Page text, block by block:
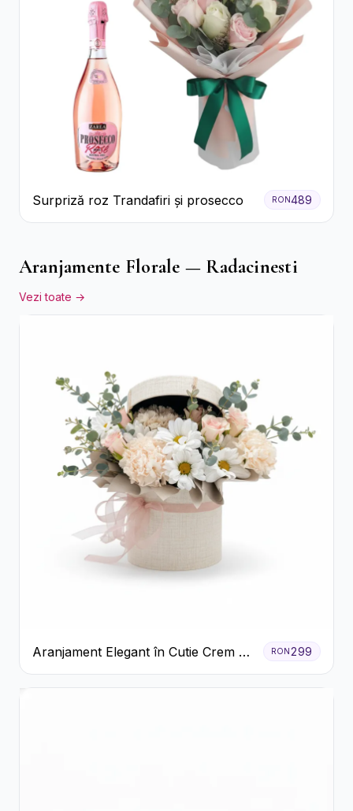
Surpriză roz Trandafiri și prosecco RON489
Aranjamente Florale — Radacinesti
Vezi toate →
Aranjament Elegant în Cutie Crem cu
Crizanteme și Trandafiri
RON 299